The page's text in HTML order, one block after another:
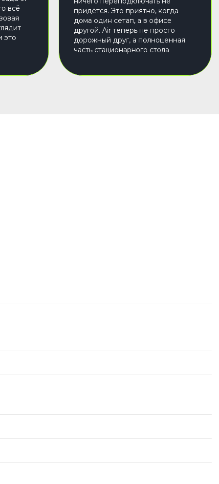
всё
это
придётся. Это приятно, когда
дома один сетап, а в офисе
другой. Air теперь не просто
дорожный друг, а полноценная
часть стационарного стола